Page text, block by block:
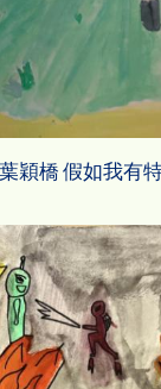
穎橋 假如我有